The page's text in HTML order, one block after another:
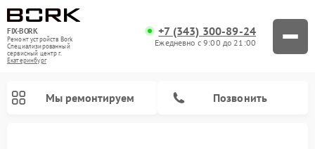
FIX-BORK
Ремонт устройств Bork
Специализированный
cервисный центр г.
Екатеринбург
+7 (343) 300-89-24
Ежедневно с 9:00 до 21:00
Мы ремонтируем Позвонить